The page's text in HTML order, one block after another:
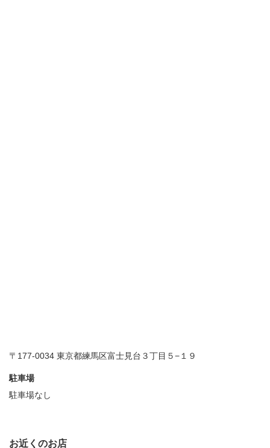
〒177-0034 東京都練馬区富士見台３丁目５−１９
駐車場
駐車場なし
お近くのお店